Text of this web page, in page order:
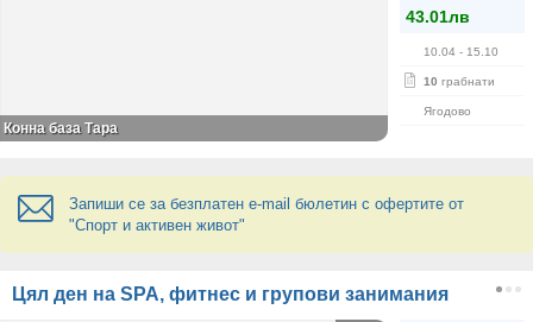
43.01лв
10.04 - 15.10
10 грабнати
Ягодово
Конна база Тара
Запиши се за безплатен e-mail бюлетин с офертите от
"Спорт и активен живот"
Цял ден на SPA, фитнес и групови занимания